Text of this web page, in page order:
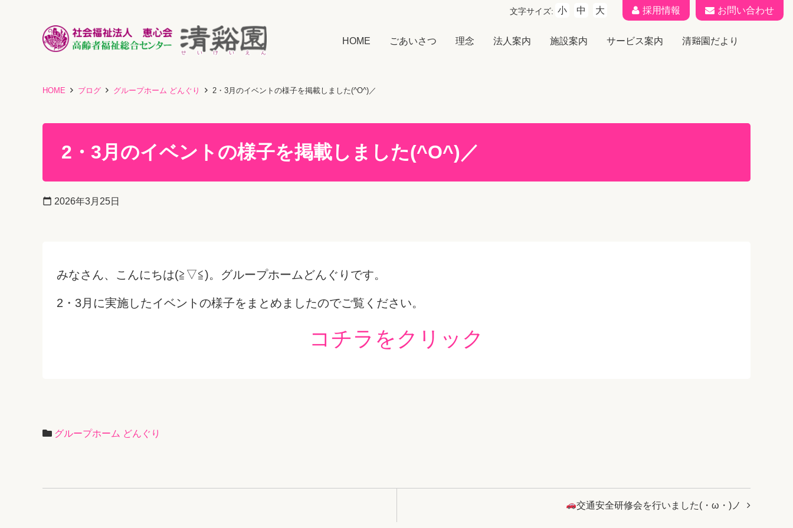
HOME ごあいさつ 理念 法人案内 施設案内 サービス案内 清𧮾園だより
文字サイズ: 小 中 大 採用情報 お問い合わせ
HOME ブログ グループホーム どんぐり 2・3月のイベントの様子を掲載しました(^O^)／
2・3月のイベントの様子を掲載しました(^O^)／
calendar_today 2026年3月25日
みなさん、こんにちは(≧▽≦)。グループホームどんぐりです。
2・3月に実施したイベントの様子をまとめましたのでご覧ください。
コチラをクリック
グループホーム どんぐり
交通安全研修会を行いました(・ω・)ノ